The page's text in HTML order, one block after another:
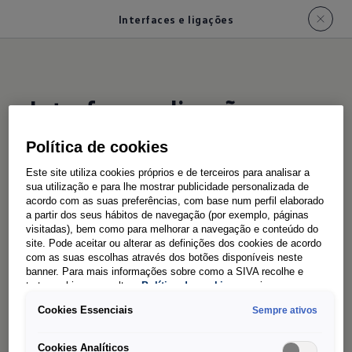
Interfaces e ligações
Interfaces e ligações
Na Nova California há espaço de arrumação para
quase tudo. Até para o seu telemóvel. Um
compartimento diretamente sob as saídas de ar
centrais oferece espaço suficiente. Todos os
smartphones comuns e modelos maiores podem
ser armazenados aqui, carregados
sistema de infotainment com um cabo USB-C.
Política de cookies
Este site utiliza cookies próprios e de terceiros para analisar a
sua utilização e para lhe mostrar publicidade personalizada de
acordo com as suas preferências, com base num perfil elaborado
a partir dos seus hábitos de navegação (por exemplo, páginas
visitadas), bem como para melhorar a navegação e conteúdo do
site. Pode aceitar ou alterar as definições dos cookies de acordo
com as suas escolhas através dos botões disponíveis neste
banner. Para mais informações sobre como a SIVA recolhe e
trata cookies, consulte aPolítica de cookies em vigor.
Cookies Essenciais Sempre ativos
Cookies Analíticos